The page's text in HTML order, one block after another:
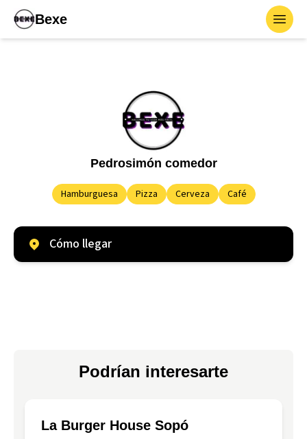
Bexe
Pedrosimón comedor
Hamburguesa Pizza Cerveza Café
Cómo llegar
Podrían interesarte
La Burger House Sopó